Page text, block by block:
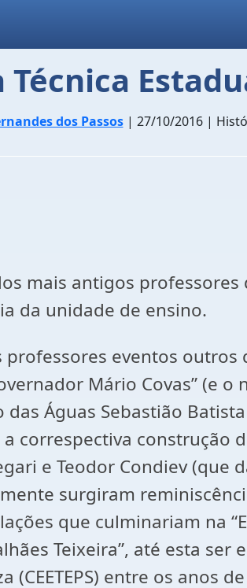
Técnica
dos Passos| 27/10/2016 |
mais antigos professores
da unidade de ensino.
eventos
Mário Covas” (e
Águas Sebastião
correspectiva
e Teodor Condiev (que
surgiram
que culminariam na
Teixeira”, até esta
entre os anos